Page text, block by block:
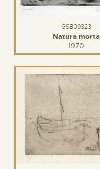
GSB09323
Natura morta
1970